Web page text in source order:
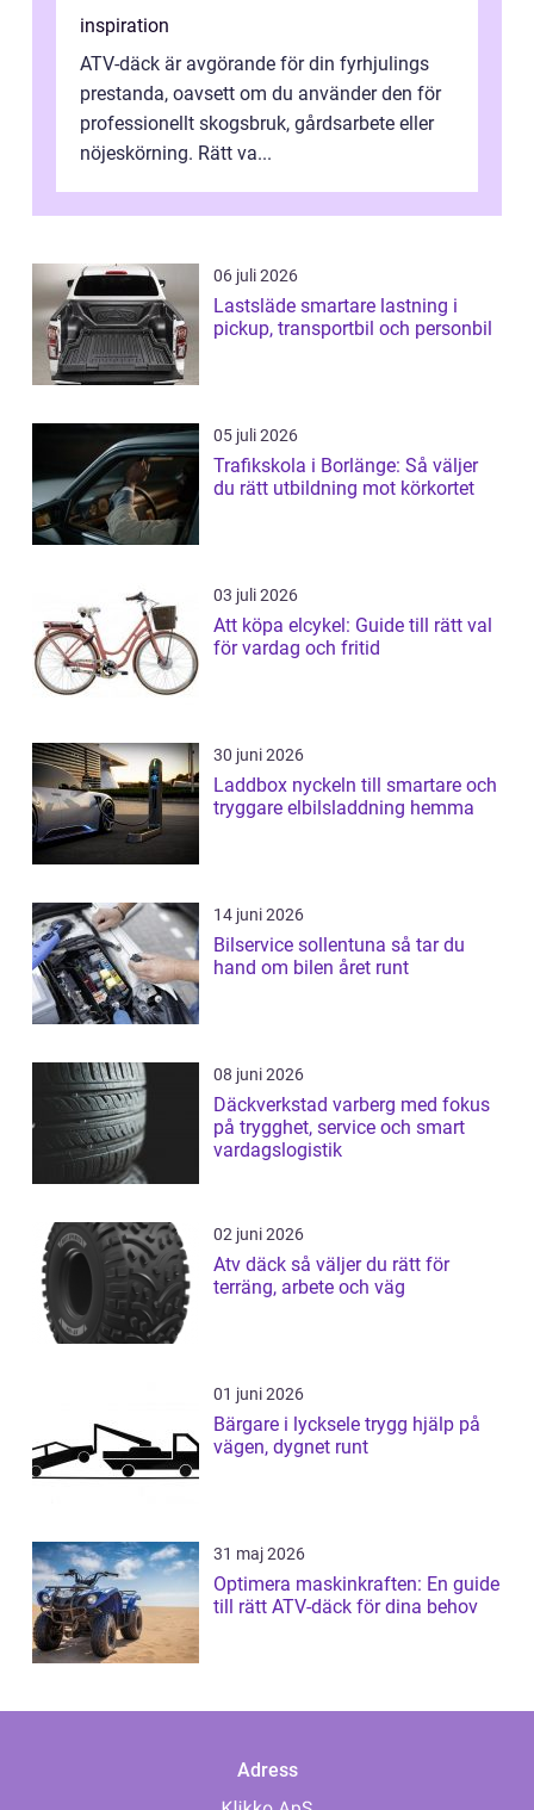
inspiration
ATV-däck är avgörande för din fyrhjulings
prestanda, oavsett om du använder den för
professionellt skogsbruk, gårdsarbete eller
nöjeskörning. Rätt va...
06 juli 2026
Lastsläde smartare lastning i
pickup, transportbil och personbil
05 juli 2026
Trafikskola i Borlänge: Så väljer
du rätt utbildning mot körkortet
03 juli 2026
Att köpa elcykel: Guide till rätt val
för vardag och fritid
30 juni 2026
Laddbox nyckeln till smartare och
tryggare elbilsladdning hemma
14 juni 2026
Bilservice sollentuna så tar du
hand om bilen året runt
08 juni 2026
Däckverkstad varberg med fokus
på trygghet, service och smart
vardagslogistik
02 juni 2026
Atv däck så väljer du rätt för
terräng, arbete och väg
01 juni 2026
Bärgare i lycksele trygg hjälp på
vägen, dygnet runt
31 maj 2026
Optimera maskinkraften: En guide
till rätt ATV-däck för dina behov
Adress